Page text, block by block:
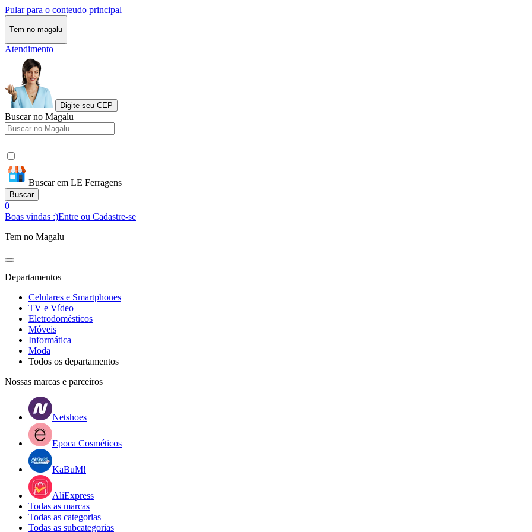
Pular para o conteudo principal
Tem no magalu
Atendimento
Digite seu CEP
Buscar no Magalu
Buscar em LE Ferragens
Buscar
0
Boas vindas :)Entre ou Cadastre-se
Tem no Magalu
Departamentos
Celulares e Smartphones
TV e Vídeo
Eletrodomésticos
Móveis
Informática
Moda
Todos os departamentos
Nossas marcas e parceiros
Netshoes
Epoca Cosméticos
KaBuM!
AliExpress
Todas as marcas
Todas as categorias
Todas as subcategorias